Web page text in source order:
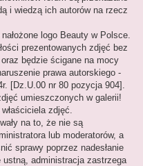
i wiedzą ich autorów na rzecz
logo Beauty w Polsce.
prezentowanych zdjęć bez
będzie ścigane na mocy
prawa autorskiego -
[Dz.U.00 nr 80 pozycja 904].
umieszczonych w galerii!
zdjęć.
na to, że nie są
lub moderatorów, a
sprawy poprzez nadesłanie
administracja zastrzega